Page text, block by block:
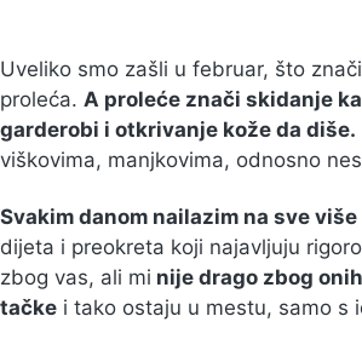
Uveliko smo zašli u februar, što
proleća. A proleće znači skidanje
garderobi i otkrivanje kože da diše.
viškovima, manjkovima, odnosno
Svakim danom nailazim na sve
dijeta i preokreta koji najavljuju
zbog vas, ali mi nije drago zbog
tačke i tako ostaju u mestu, samo s